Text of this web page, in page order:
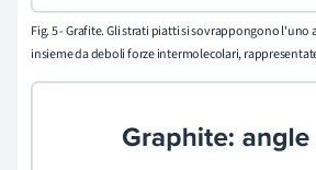
Fig. 5 - Grafite. Gli strati piatti si sovrappongono
insieme da deboli forze intermolecolari,